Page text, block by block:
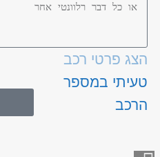
הצג פרטי רכב
טעיתי במספר
הרכב